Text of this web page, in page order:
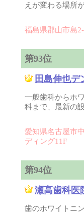
えが変わる場所
福島県郡山市島
第93位
田島伸也デ
一般歯科からホ
科まで、最新の
愛知県名古屋市
ディング11F
第94位
瀬高歯科医
歯のホワイトニ